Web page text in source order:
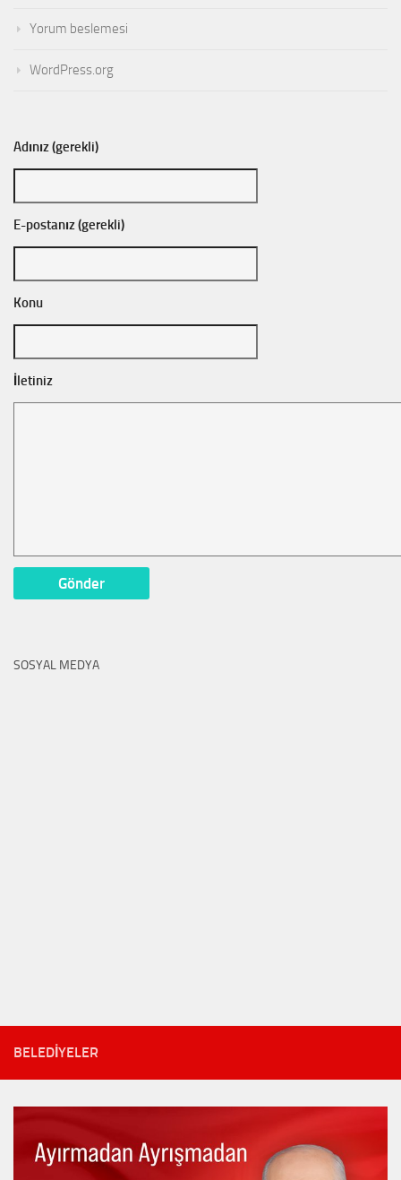
Yorum beslemesi
WordPress.org
Adınız (gerekli)
E-postanız (gerekli)
Konu
İletiniz
SOSYAL MEDYA
BELEDIYELER